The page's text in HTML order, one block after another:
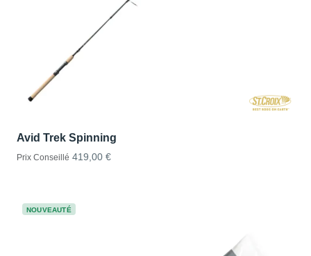
Avid Trek Spinning
Prix Conseillé 419,00 €
NOUVEAUTÉ